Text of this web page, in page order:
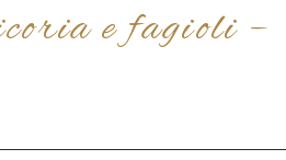
e fagioli –